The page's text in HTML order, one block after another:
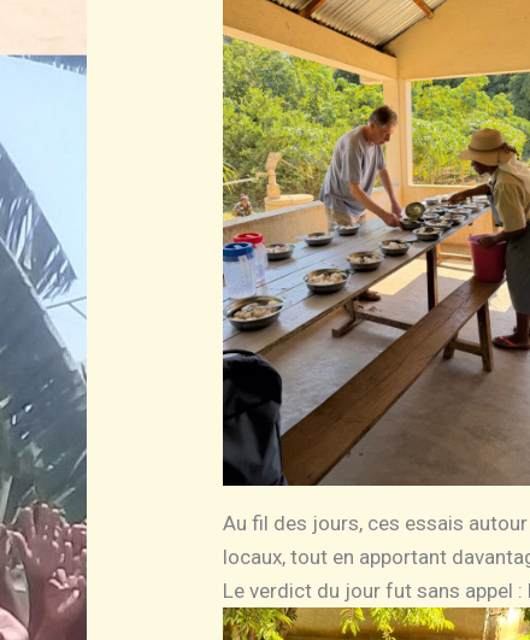
Au fil des jours, ces essais
locaux, tout en apportant
Le verdict du jour fut sans appel :